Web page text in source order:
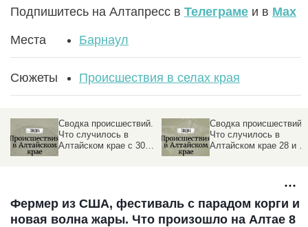
Подпишитесь на Алтапресс в Телеграме и в Max
Места Барнаул
Сюжеты Происшествия в селах края
Сводка происшествий.
Что случилось в
Алтайском крае с 30
Сводка происшествий.
Что случилось в
Алтайском крае 28 и 29
Фермер из США, фестиваль с парадом корги и
новая волна жары. Что произошло на Алтае 8